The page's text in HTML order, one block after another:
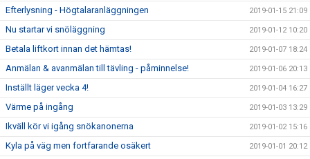
Efterlysning - Högtalaranläggningen 2019-01-15 21:09
Nu startar vi snöläggning 2019-01-12 10:20
Betala liftkort innan det hämtas! 2019-01-07 18:24
Anmälan & avanmälan till tävling - påminnelse! 2019-01-06 20:13
Inställt läger vecka 4! 2019-01-04 16:27
Värme på ingång 2019-01-03 13:29
Ikväll kör vi igång snökanonerna 2019-01-02 15:16
Kyla på väg men fortfarande osäkert 2019-01-01 20:12